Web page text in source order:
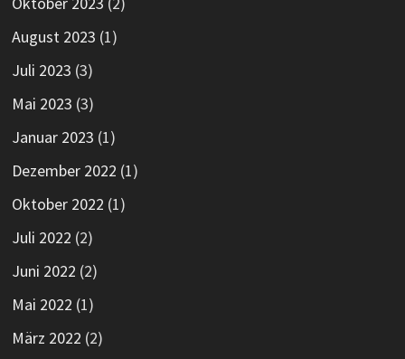
August 2023 (1)
Juli 2023 (3)
Mai 2023 (3)
Januar 2023 (1)
Dezember 2022 (1)
Oktober 2022 (1)
Juli 2022 (2)
Juni 2022 (2)
Mai 2022 (1)
März 2022 (2)